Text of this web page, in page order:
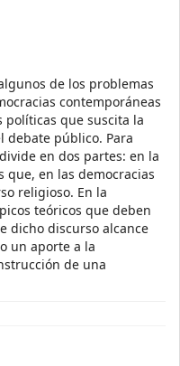
de los problemas
contemporáneas
políticas que suscita la
debate público. Para
en dos partes: en la
que, en las democracias
religioso. En la
teóricos que deben
dicho discurso alcance
un aporte a la
de una